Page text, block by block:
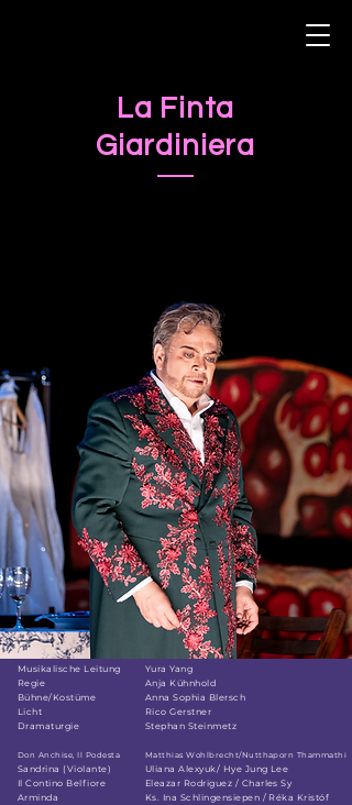
La Finta
Giardiniera
Yura Yang
Anja Kühnhold
Anna Sophia Blersch
Rico Gerstner
Stephan Steinmetz
Matthias Wohlbrecht/Nutthaporn Thammathi
Uliana Alexyuk/ Hye Jung Lee
Eleazar Rodriguez / Charles Sy
Ks. Ina Schlingensiepen / Réka Kristóf
Musikalische Leitung
Regie
Bühne/Kostüme
Licht
Dramaturgie
Don Anchise, Il Podesta
Sandrina (Violante)
Il Contino Belfiore
Arminda